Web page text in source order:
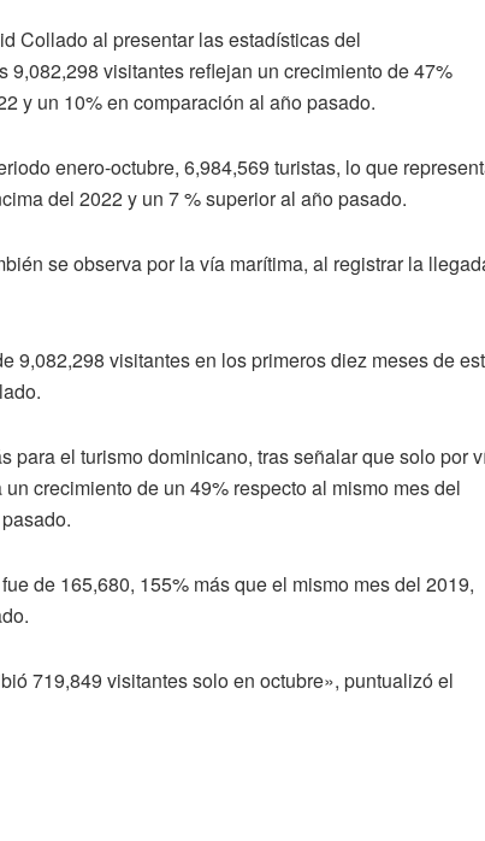
Collado al presentar las estadísticas del
visitantes reflejan un crecimiento de 47%
y un 10% en comparación al año pasado.
enero-octubre, 6,984,569 turistas, lo que
del 2022 y un 7 % superior al año pasado.
se observa por la vía marítima, al registrar la
9,082,298 visitantes en los primeros diez meses de
para el turismo dominicano, tras señalar que solo por
crecimiento de un 49% respecto al mismo mes del
de 165,680, 155% más que el mismo mes del 2019,
719,849 visitantes solo en octubre», puntualizó el